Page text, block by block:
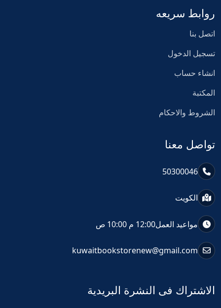
روابط سريعه
اتصل بنا
تسجيل الدخول
انشاء حساب
المكتبة
الشروط والاحكام
تواصل معنا
50300046
الكويت
مواعيد العمل12:00 م 10:00 ص
kuwaitbookstorenew@gmail.com
الاشتراك فى النشرة البريدية